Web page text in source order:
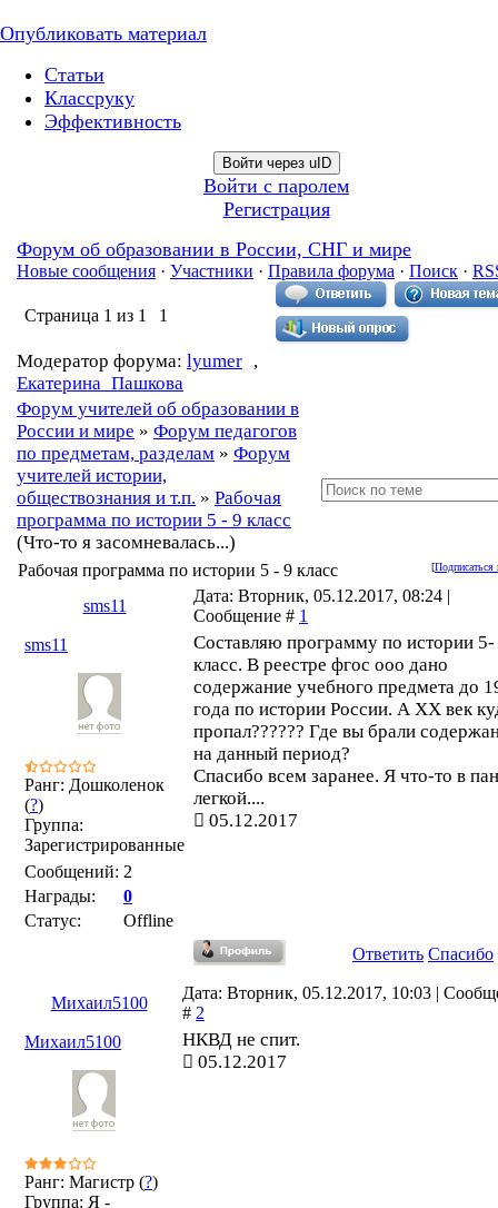
Опубликовать материал
Статьи
Классруку
Эффективность
Войти через uID
Войти с паролем
Регистрация
Форум об образовании в России, СНГ и мире
Новые сообщения · Участники · Правила форума · Поиск ·
Страница 1 из 1 1
Модератор форума: lyumer ,
Екатерина_Пашкова
Форум учителей об образовании в
России и мире » Форум педагогов
по предметам, разделам » Форум
учителей истории,
обществознания и т.п. » Рабочая
программа по истории 5 - 9 класс
(Что-то я засомневалась...)
[Подписаться
Рабочая программа по истории 5 - 9 класс
sms11
Дата: Вторник, 05.12.2017, 08:24 |
Сообщение # 1
sms11
Ранг: Дошколенок
(?)
Группа:
Зарегистрированные
Сообщений: 2
Награды:
0
Статус:
Offline
Составляю программу по истории 5-
класс. В реестре фгос ооо дано
содержание учебного предмета до
года по истории России. А ХХ век
пропал?????? Где вы брали
на данный период?
Спасибо всем заранее. Я что-то в
легкой....
05.12.2017
Ответить Спасибо
Михаил5100
Дата: Вторник, 05.12.2017, 10:03 |
# 2
Михаил5100
Ранг: Магистр (?)
Группа: Я -
НКВД не спит.
05.12.2017